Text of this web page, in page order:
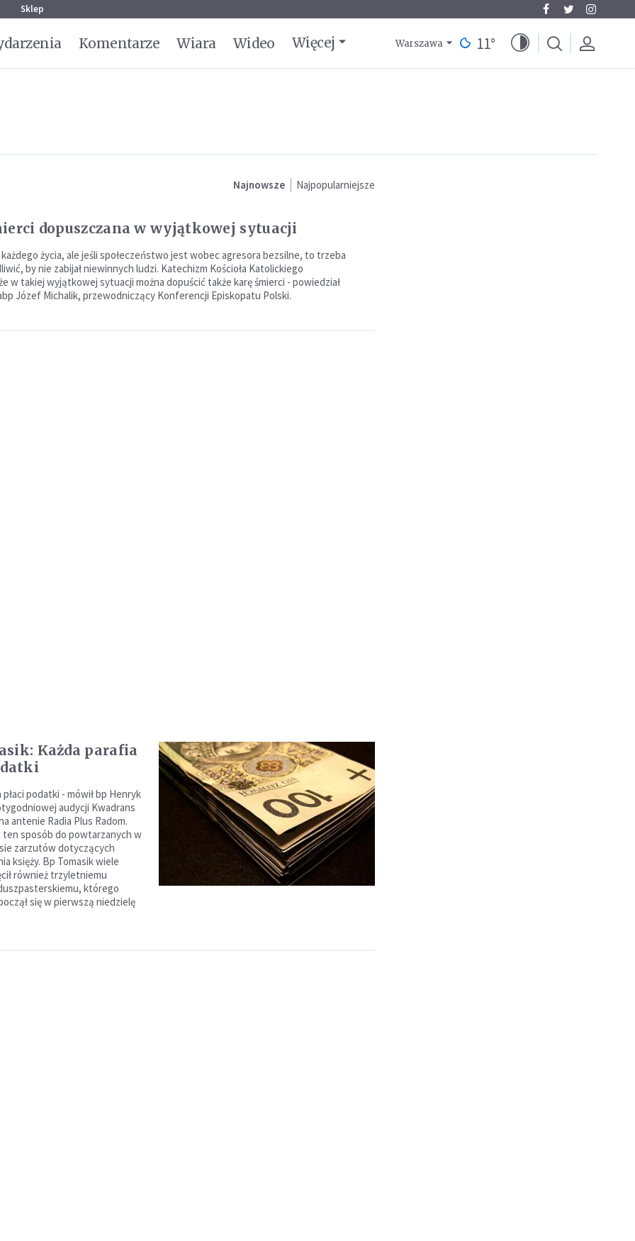
Sklep
Komentarze Wiara Wideo Więcej Warszawa 11°
Najnowsze Najpopularniejsze
dopuszczana w wyjątkowej sytuacji
każdego życia, ale jeśli społeczeństwo jest wobec agresora bezsilne, to trzeba
by nie zabijał niewinnych ludzi. Katechizm Kościoła Katolickiego
w takiej wyjątkowej sytuacji można dopuścić także karę śmierci - powiedział
Józef Michalik, przewodniczący Konferencji Episkopatu Polski.
Każda parafia
płaci podatki - mówił bp Henryk
audycji Kwadrans
antenie Radia Plus Radom.
ten sposób do powtarzanych w
zarzutów dotyczących
księży. Bp Tomasik wiele
również trzyletniemu
którego
się w pierwszą niedzielę